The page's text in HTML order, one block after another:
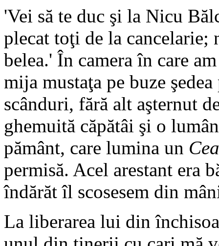
'Vei să te duc şi la Nicu
plecat toţi de la cancelarie;
belea.' În camera în care
mija mustaţa pe buze
scânduri, fără alt aşternut
ghemuită căpătâi şi o
pământ, care lumina un
permisă. Acel arestant era
îndărăt îl scosesem din
La liberarea lui din